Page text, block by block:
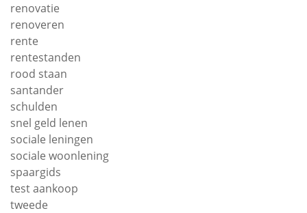
renovatie
renoveren
rente
rentestanden
rood staan
santander
schulden
snel geld lenen
sociale leningen
sociale woonlening
spaargids
test aankoop
tweede